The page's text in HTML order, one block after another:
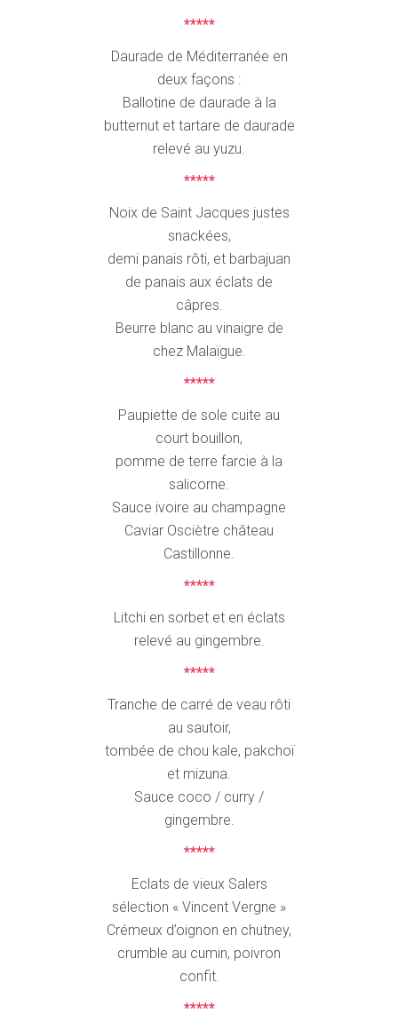
*****
Daurade de Méditerranée en
deux façons :
Ballotine de daurade à la
butternut et tartare de daurade
relevé au yuzu.
*****
Noix de Saint Jacques justes
snackées,
demi panais rôti, et barbajuan
de panais aux éclats de
câpres.
Beurre blanc au vinaigre de
chez Malaïgue.
*****
Paupiette de sole cuite au
court bouillon,
pomme de terre farcie à la
salicorne.
Sauce ivoire au champagne
Caviar Osciètre château
Castillonne.
*****
Litchi en sorbet et en éclats
relevé au gingembre.
*****
Tranche de carré de veau rôti
au sautoir,
tombée de chou kale, pakchoï
et mizuna.
Sauce coco / curry /
gingembre.
*****
Eclats de vieux Salers
sélection « Vincent Vergne »
Crémeux d’oignon en chutney,
crumble au cumin, poivron
confit.
*****